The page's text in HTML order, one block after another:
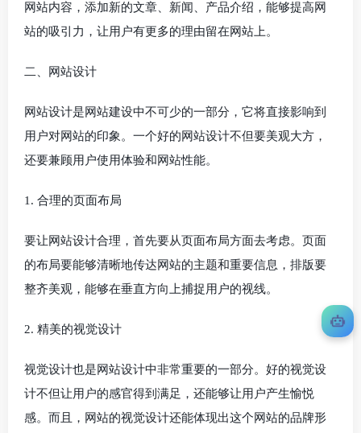
网站内容，添加新的文章、新闻、产品介绍，能够提高网
站的吸引力，让用户有更多的理由留在网站上。
二、网站设计
网站设计是网站建设中不可少的一部分，它将直接影响到
用户对网站的印象。一个好的网站设计不但要美观大方，
还要兼顾用户使用体验和网站性能。
1. 合理的页面布局
要让网站设计合理，首先要从页面布局方面去考虑。页面
的布局要能够清晰地传达网站的主题和重要信息，排版要
整齐美观，能够在垂直方向上捕捉用户的视线。
2. 精美的视觉设计
视觉设计也是网站设计中非常重要的一部分。好的视觉设
计不但让用户的感官得到满足，还能够让用户产生愉悦
感。而且，网站的视觉设计还能体现出这个网站的品牌形